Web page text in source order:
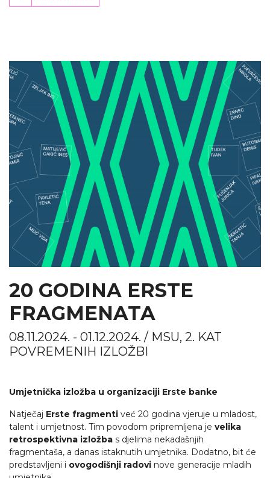
20 GODINA ERSTE
FRAGMENATA
08.11.2024. - 01.12.2024. / MSU, 2. KAT
POVREMENIH IZLOŽBI
Umjetnička izložba u organizaciji Erste banke
Natječaj Erste fragmenti već 20 godina vjeruje u mladost,
talent i umjetnost. Tim povodom pripremljena je velika
retrospektivna izložba s djelima nekadašnjih
fragmentaša, a danas istaknutih umjetnika. Dodatno, bit će
predstavljeni i ovogodišnji radovi nove generacije mladih